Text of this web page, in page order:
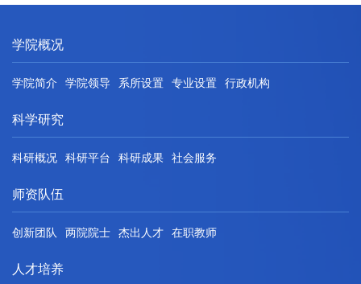
学院概况
学院简介 学院领导 系所设置 专业设置 行政机构
科学研究
科研概况 科研平台 科研成果 社会服务
师资队伍
创新团队 两院院士 杰出人才 在职教师
人才培养